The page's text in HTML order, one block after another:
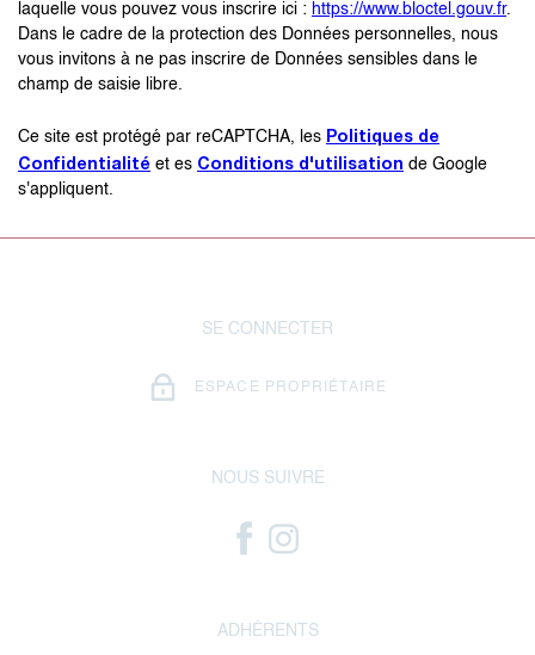
laquelle vous pouvez vous inscrire ici : https://www.bloctel.gouv.fr.
Dans le cadre de la protection des Données personnelles, nous
vous invitons à ne pas inscrire de Données sensibles dans le
champ de saisie libre.
Ce site est protégé par reCAPTCHA, les Politiques de
Confidentialité et es Conditions d'utilisation de Google
s'appliquent.
SE CONNECTER
ESPACE PROPRIÉTAIRE
NOUS SUIVRE
ADHÉRENTS